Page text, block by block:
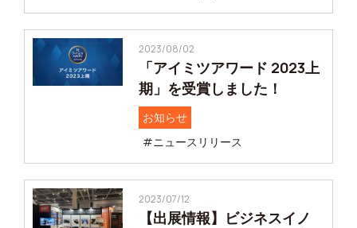
2023/08/02
「アイミツアワード 2023上
期」を受賞しました！
お知らせ
#ニュースリリース
2023/07/12
【出展情報】ビジネスイノ